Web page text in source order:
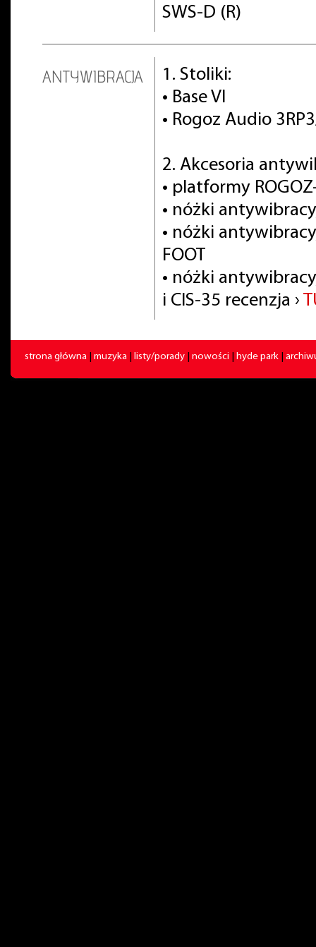
SWS-D (R)
ANTYWIBRACJA
1. Stoliki:
• Base VI
• Rogoz Audio
2. Akcesoria
• platformy
• nóżki
• nóżki
FOOT
• nóżki
i CIS-35 recenzja ›
strona główna muzyka listy/porady nowości hyde park